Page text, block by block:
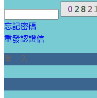
忘記密碼
重發認證信
登 入